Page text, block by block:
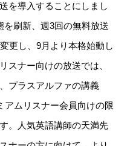
を導入することにしまし
を刷新、週3回の無料放送
更し、9月より本格始動し
スナー向けの放送では、
プラスアルファの講義
アムリスナー会員向けの限
。人気英語講師の天満先